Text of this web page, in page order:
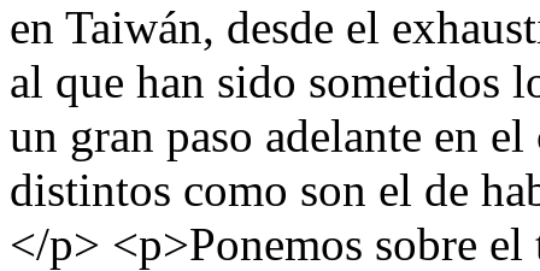
en Taiwán, desde el
al que han sido sometidos
un gran paso adelante en
distintos como son el de
</p> <p>Ponemos sobre